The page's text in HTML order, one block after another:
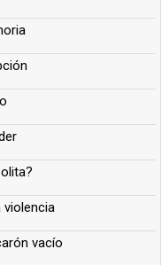
violencia
vacío